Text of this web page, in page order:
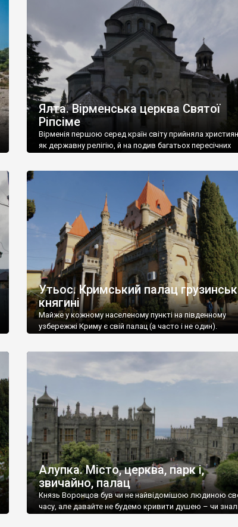
називаються «повстяками» (postaki)…” “Вино. Крим
виробляє відмінне вино і його вдосталь: воно все
легке біле і дуже […]
Ялта. Вірменська церква Святої
Ріпсіме
Вірменія першою серед країн світу прийняла
як державну релігію, й на подив багатьох пересічних
Утьос. Кримський палац
княгині
Майже у кожному населеному пункті на південному
узбережжі Криму є свій палац (а часто і не один).
Алупка. Місто, церква, парк і,
звичайно, палац
Князь Воронцов був чи не найвідомішою людиною
часу, але давайте не будемо кривити душею – чи